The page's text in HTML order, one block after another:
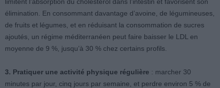
élimination. En consommant davantage d’avoine, de légumineuses,
de fruits et légumes, et en réduisant la consommation de sucres
ajoutés, un régime méditerranéen peut faire baisser le LDL en
moyenne de 9 %, jusqu’à 30 % chez certains profils.
3. Pratiquer une activité physique régulière : marcher 30
minutes par jour, cinq jours par semaine, et perdre environ 5 % de